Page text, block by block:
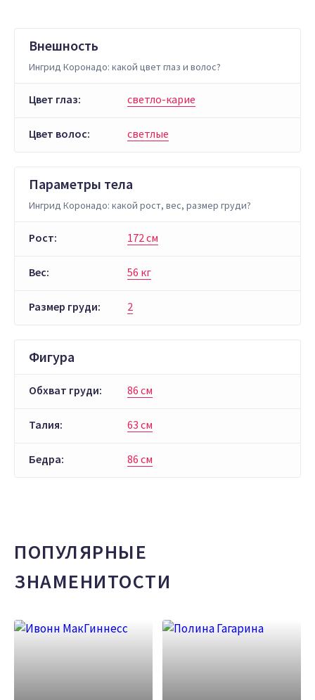
Внешность
Ингрид Коронадо: какой цвет глаз и волос?
Цвет глаз: светло-карие
Цвет волос: светлые
Параметры тела
Ингрид Коронадо: какой рост, вес, размер груди?
Рост: 172 см
Вес: 56 кг
Размер груди: 2
Фигура
Обхват груди: 86 см
Талия: 63 см
Бедра: 86 см
ПОПУЛЯРНЫЕ
ЗНАМЕНИТОСТИ